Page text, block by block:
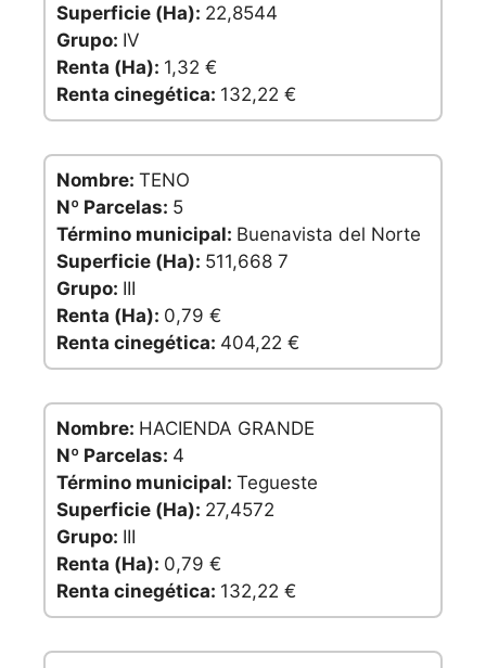
Superficie (Ha): 22,8544
Grupo: IV
Renta (Ha): 1,32 €
Renta cinegética: 132,22 €
Nombre: TENO
Nº Parcelas: 5
Término municipal: Buenavista del Norte
Superficie (Ha): 511,668 7
Grupo: III
Renta (Ha): 0,79 €
Renta cinegética: 404,22 €
Nombre: HACIENDA GRANDE
Nº Parcelas: 4
Término municipal: Tegueste
Superficie (Ha): 27,4572
Grupo: III
Renta (Ha): 0,79 €
Renta cinegética: 132,22 €